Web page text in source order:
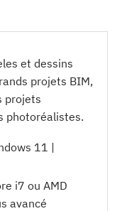
et dessins
projets BIM,
projets
photoréalistes.
11 |
i7 ou AMD
avancé